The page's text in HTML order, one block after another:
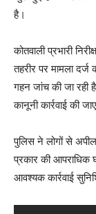
है।
कोतवाली प्रभारी
तहरीर पर मामला
गहन जांच की जा
कानूनी कार्रवाई की
पुलिस ने लोगों से
प्रकार की आपराधिक
आवश्यक कार्रवाई